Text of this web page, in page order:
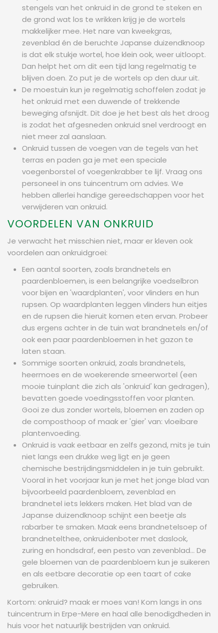
stengels van het onkruid in de grond te steken en
de grond wat los te wrikken krijg je de wortels
makkelijker mee. Het nare van kweekgras,
zevenblad én de beruchte Japanse duizendknoop
is dat elk stukje wortel, hoe klein ook, weer uitloopt.
Dan helpt het om dit een tijd lang regelmatig te
blijven doen. Zo put je de wortels op den duur uit.
De moestuin kun je regelmatig schoffelen zodat je
het onkruid met een duwende of trekkende
beweging afsnijdt. Dit doe je het best als het droog
is zodat het afgesneden onkruid snel verdroogt en
niet meer zal aanslaan.
Onkruid tussen de voegen van de tegels van het
terras en paden ga je met een speciale
voegenborstel of voegenkrabber te lijf. Vraag ons
personeel in ons tuincentrum om advies. We
hebben allerlei handige gereedschappen voor het
verwijderen van onkruid.
VOORDELEN VAN ONKRUID
Je verwacht het misschien niet, maar er kleven ook
voordelen aan onkruidgroei:
Een aantal soorten, zoals brandnetels en
paardenbloemen, is een belangrijke voedselbron
voor bijen en 'waardplanten', voor vlinders en hun
rupsen. Op waardplanten leggen vlinders hun eitjes
en de rupsen die hieruit komen eten ervan. Probeer
dus ergens achter in de tuin wat brandnetels en/of
ook een paar paardenbloemen in het gazon te
laten staan.
Sommige soorten onkruid, zoals brandnetels,
heermoes en de woekerende smeerwortel (een
mooie tuinplant die zich als 'onkruid' kan gedragen),
bevatten goede voedingsstoffen voor planten.
Gooi ze dus zonder wortels, bloemen en zaden op
de composthoop of maak er 'gier' van: vloeibare
plantenvoeding.
Onkruid is vaak eetbaar en zelfs gezond, mits je tuin
niet langs een drukke weg ligt en je geen
chemische bestrijdingsmiddelen in je tuin gebruikt.
Vooral in het voorjaar kun je met het jonge blad van
bijvoorbeeld paardenbloem, zevenblad en
brandnetel iets lekkers maken. Het blad van de
Japanse duizendknoop schijnt een beetje als
rabarber te smaken. Maak eens brandnetelsoep of
brandnetelthee, onkruidenboter met daslook,
zuring en hondsdraf, een pesto van zevenblad... De
gele bloemen van de paardenbloem kun je suikeren
en als eetbare decoratie op een taart of cake
gebruiken.
Kortom: onkruid? maak er moes van! Kom langs in ons
tuincentrum in Erpe-Mere en haal alle benodigdheden in
huis voor het natuurlijk bestrijden van onkruid.